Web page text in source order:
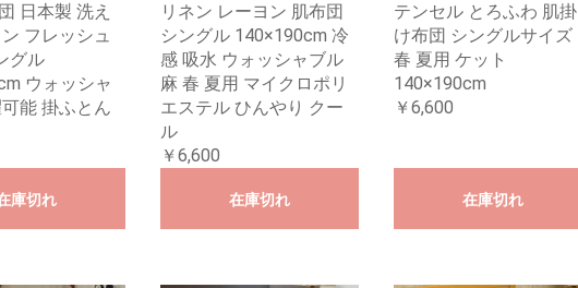
日本製 洗え
フレッシュ
グル
ウォッシャ
能 掛ふとん
庫切れ
リネン レーヨン 肌布団
シングル 140×190cm 冷
感 吸水 ウォッシャブル
麻 春 夏用 マイクロポリ
エステル ひんやり クー
ル
￥6,600
在庫切れ
テンセル とろふわ 肌掛
け布団 シングルサイズ
春 夏用 ケット
140×190cm
￥6,600
在庫切れ